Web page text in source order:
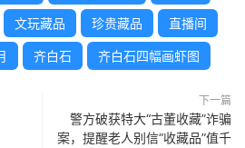
文玩藏品 珍贵藏品 直播间
齐白石 齐白石四幅画虾图
下一篇
警方破获特大“古董收藏”诈骗
案，提醒老人别信“收藏品”值千